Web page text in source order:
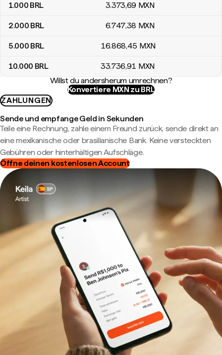
1.000 BRL 3.373,69 MXN
2.000 BRL 6.747,38 MXN
5.000 BRL 16.868,45 MXN
10.000 BRL 33.736,91 MXN
Willst du andersherum umrechnen?
Konvertiere MXN zu BRL
ZAHLUNGEN
Sende und empfange Geld in Sekunden
Teile eine Rechnung, zahle einem Freund zurück, sende direkt an
eine mexikanische oder brasilianische Bank. Keine versteckten
Gebühren oder hinterhältigen Aufschläge.
Öffne deinen kostenlosen Account